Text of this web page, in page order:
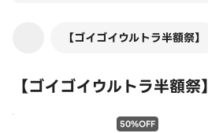
【ゴイゴイウルトラ半額祭】
【ゴイゴイウルトラ半額祭】
50%OFF